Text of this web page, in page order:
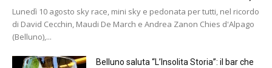
Lunedì 10 agosto sky race, mini sky e pedonata per tutti, nel ricordo
di David Cecchin, Maudi De March e Andrea Zanon Chies d'Alpago
(Belluno),...
Belluno saluta “L’Insolita Storia”: il bar che